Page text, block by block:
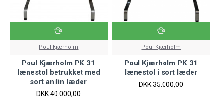
Poul Kjærholm
Poul Kjærholm PK-31
lænestol betrukket med
sort anilin læder
DKK 40.000,00
Poul Kjærholm
Poul Kjærholm PK-31
lænestol i sort læder
DKK 35.000,00